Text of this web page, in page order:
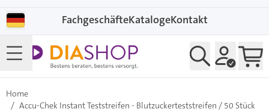
FachgeschäfteKatalogeKontakt
Home
/ Accu-Chek Instant Teststreifen - Blutzuckerteststreifen / 50 Stück